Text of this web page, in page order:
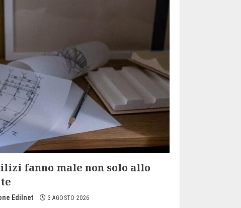
fanno male non solo allo
Edilnet 3 AGOSTO 2026